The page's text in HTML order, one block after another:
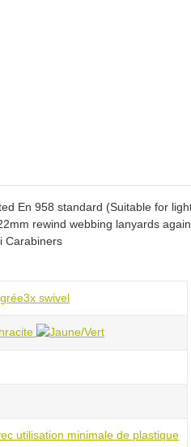
En 958 standard (Suitable for
rewind webbing lanyards
Carabiners
3x swivel
utilisation minimale de plastique